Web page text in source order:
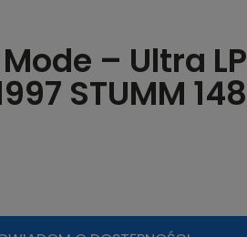
– Ultra LP
STUMM 148